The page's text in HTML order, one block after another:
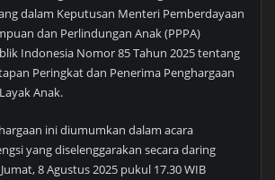
dalam Keputusan Menteri Pemberdayaan
dan Perlindungan Anak (PPPA)
Indonesia Nomor 85 Tahun 2025 tentang
Peringkat dan Penerima Penghargaan
Anak.
ini diumumkan dalam acara
yang diselenggarakan secara daring
8 Agustus 2025 pukul 17.30 WIB